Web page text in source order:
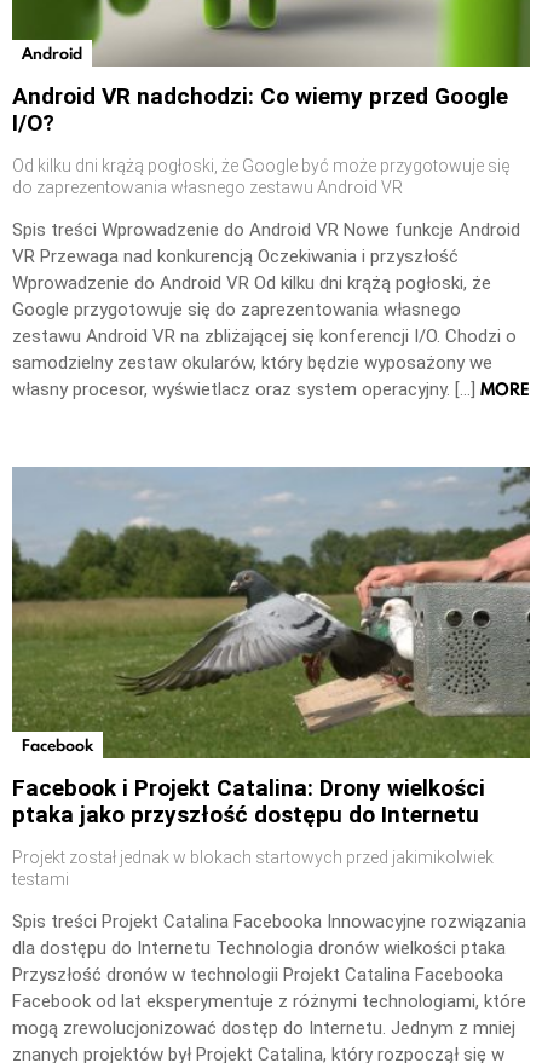
Android
Android VR nadchodzi: Co wiemy przed Google
I/O?
Od kilku dni krążą pogłoski, że Google być może przygotowuje się
do zaprezentowania własnego zestawu Android VR
Spis treści Wprowadzenie do Android VR Nowe funkcje Android
VR Przewaga nad konkurencją Oczekiwania i przyszłość
Wprowadzenie do Android VR Od kilku dni krążą pogłoski, że
Google przygotowuje się do zaprezentowania własnego
zestawu Android VR na zbliżającej się konferencji I/O. Chodzi o
samodzielny zestaw okularów, który będzie wyposażony we
własny procesor, wyświetlacz oraz system operacyjny. […] MORE
Facebook
Facebook i Projekt Catalina: Drony wielkości
ptaka jako przyszłość dostępu do Internetu
Projekt został jednak w blokach startowych przed jakimikolwiek
testami
Spis treści Projekt Catalina Facebooka Innowacyjne rozwiązania
dla dostępu do Internetu Technologia dronów wielkości ptaka
Przyszłość dronów w technologii Projekt Catalina Facebooka
Facebook od lat eksperymentuje z różnymi technologiami, które
mogą zrewolucjonizować dostęp do Internetu. Jednym z mniej
znanych projektów był Projekt Catalina, który rozpoczął się w